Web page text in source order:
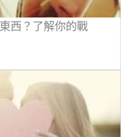
西？了解你的戰